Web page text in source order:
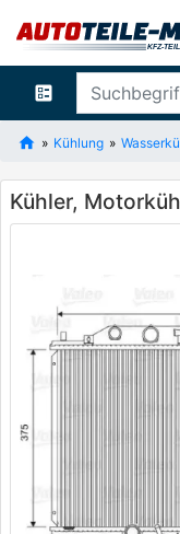
ballot
Kühlung
Kühler,